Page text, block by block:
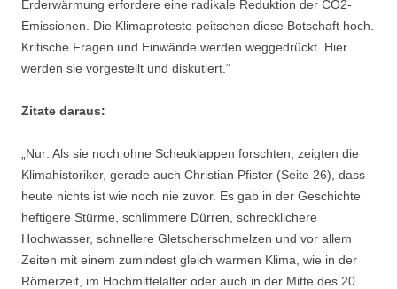
Erderwärmung erfordere eine radikale Reduktion der CO2-
Emissionen. Die Klimaproteste peitschen diese Botschaft hoch.
Kritische Fragen und Einwände werden weggedrückt. Hier
werden sie vorgestellt und diskutiert.“
Zitate daraus:
„Nur: Als sie noch ohne Scheuklappen forschten, zeigten die
Klimahistoriker, gerade auch Christian Pfister (Seite 26), dass
heute nichts ist wie noch nie zuvor. Es gab in der Geschichte
heftigere Stürme, schlimmere Dürren, schrecklichere
Hochwasser, schnellere Gletscherschmelzen und vor allem
Zeiten mit einem zumindest gleich warmen Klima, wie in der
Römerzeit, im Hochmittelalter oder auch in der Mitte des 20.